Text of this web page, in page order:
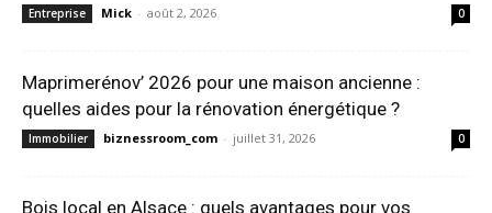
Entreprise Mick - août 2, 2026 0
Maprimerénov’ 2026 pour une maison ancienne :
quelles aides pour la rénovation énergétique ?
Immobilier biznessroom_com - juillet 31, 2026 0
Bois local en Alsace : quels avantages pour vos